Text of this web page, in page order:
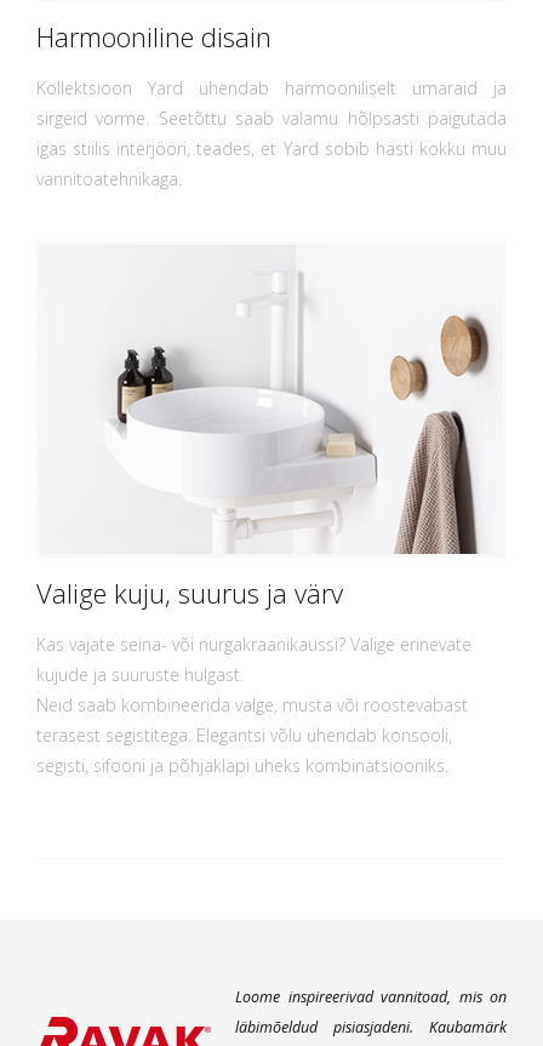
Harmooniline disain
Kollektsioon Yard ühendab harmooniliselt ümaraid ja
sirgeid vorme. Seetõttu saab valamu hõlpsasti paigutada
igas stiilis interjööri, teades, et Yard sobib hästi kokku muu
vannitoatehnikaga.
Valige kuju, suurus ja värv
Kas vajate seina- või nurgakraanikaussi? Valige erinevate
kujude ja suuruste hulgast.
Neid saab kombineerida valge, musta või roostevabast
terasest segistitega. Elegantsi võlu ühendab konsooli,
segisti, sifooni ja põhjaklapi üheks kombinatsiooniks.
Loome inspireerivad vannitoad, mis on
läbimõeldud pisiasjadeni. Kaubamärk